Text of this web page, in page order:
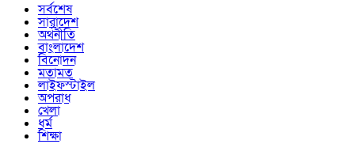
সর্বশেষ
সারাদেশ
অর্থনীতি
বাংলাদেশ
বিনোদন
মতামত
লাইফস্টাইল
অপরাধ
খেলা
ধর্ম
শিক্ষা